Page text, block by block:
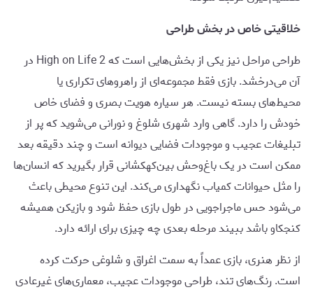
خلاقیتی خاص در بخش طراحی
طراحی مراحل نیز یکی از بخش‌هایی است که High on Life 2 در
آن می‌درخشد. بازی فقط مجموعه‌ای از راهروهای تکراری یا
محیط‌های بسته نیست. هر سیاره هویت بصری و فضای خاص
خودش را دارد. گاهی وارد شهری شلوغ و نورانی می‌شوید که پر از
تبلیغات عجیب و موجودات فضایی دیوانه است و چند دقیقه بعد
ممکن است در یک باغ‌وحش بین‌کهکشانی قرار بگیرید که انسان‌ها
را مثل حیوانات کمیاب نگهداری می‌کند. این تنوع محیطی باعث
می‌شود حس ماجراجویی در طول بازی حفظ شود و بازیکن همیشه
کنجکاو باشد ببیند مرحله بعدی چه چیزی برای ارائه دارد.
از نظر هنری، بازی عمداً به سمت اغراق و شلوغی حرکت کرده
است. رنگ‌های تند، طراحی موجودات عجیب، معماری‌های غیرعادی